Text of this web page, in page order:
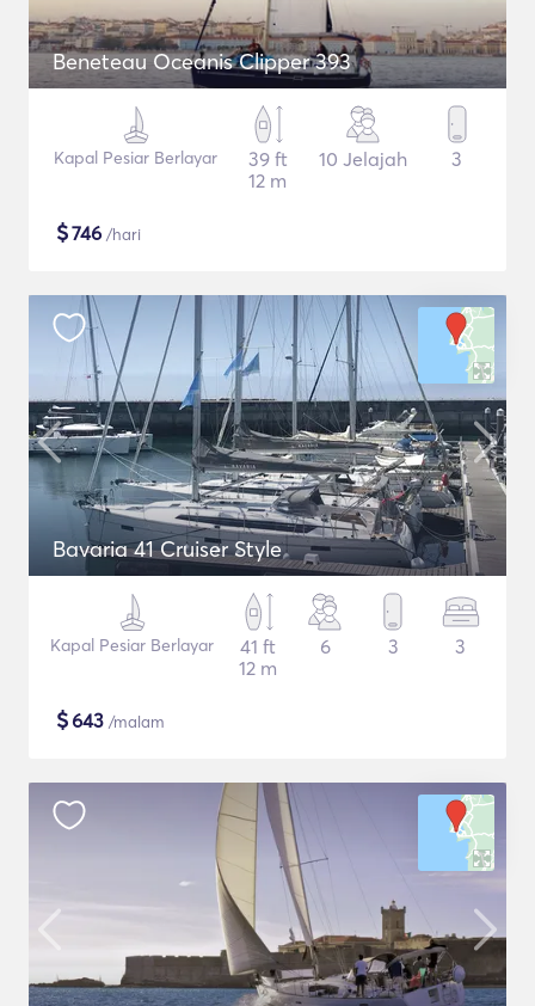
Beneteau Oceanis Clipper 393
Kapal Pesiar Berlayar
39 ft
12 m
10 Jelajah 3
$746 /hari
Bavaria 41 Cruiser Style
Kapal Pesiar Berlayar
41 ft
12 m
6 3 3
$643 /malam